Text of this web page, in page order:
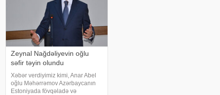
Zeynal Nağdəliyevin oğlu
səfir təyin olundu
Xəbər verdiyimiz kimi, Anar Abel
oğlu Məhərrəmov Azərbaycanın
Estoniyada fövqəladə və